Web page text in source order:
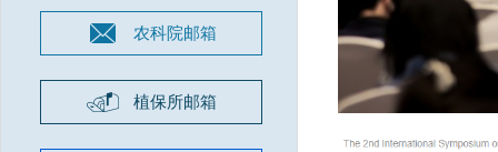
农科院邮箱
植保所邮箱